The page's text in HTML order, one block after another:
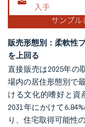
販売形態別：柔軟性
を上回る
直接販売は2025年の
場内の居住形態別で
ける文化的嗜好と資
2031年にかけて
り、住宅取得可能性